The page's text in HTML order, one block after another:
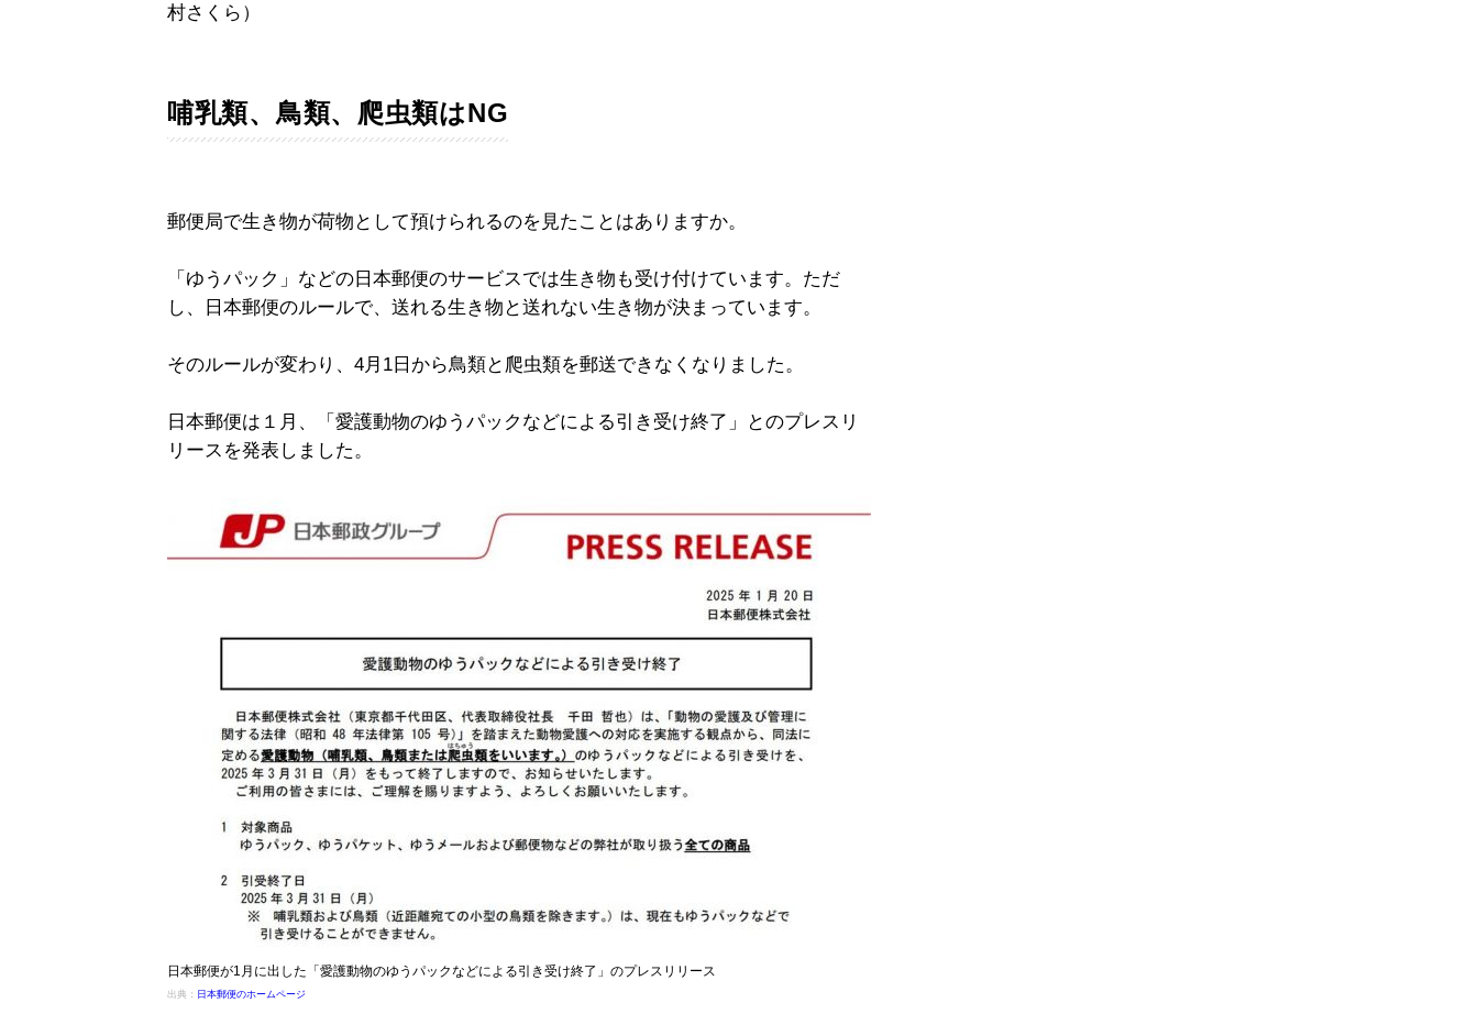
村さくら）
哺乳類、鳥類、爬虫類はNG
郵便局で生き物が荷物として預けられるのを見たことはありますか。
「ゆうパック」などの日本郵便のサービスでは生き物も受け付けています。ただ
し、日本郵便のルールで、送れる生き物と送れない生き物が決まっています。
そのルールが変わり、4月1日から鳥類と爬虫類を郵送できなくなりました。
日本郵便は１月、「愛護動物のゆうパックなどによる引き受け終了」とのプレスリ
リースを発表しました。
日本郵便が1月に出した「愛護動物のゆうパックなどによる引き受け終了」のプレスリリース
出典： 日本郵便のホームページ